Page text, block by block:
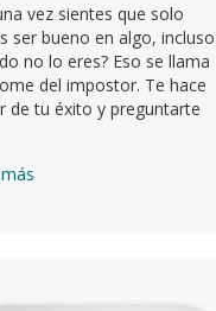
vez sientes que solo
ser bueno en algo, incluso
no lo eres? Eso se llama
del impostor. Te hace
de tu éxito y preguntarte